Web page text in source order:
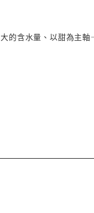
的含水量、以甜為主